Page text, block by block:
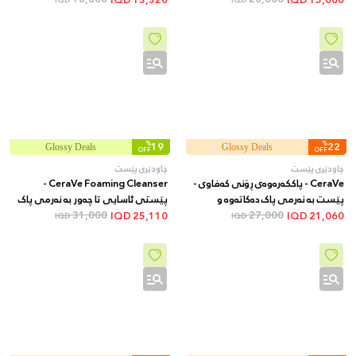
22
%
OFF
Glossy Deals
چاودێری پێست
CeraVe - پاککەرەوەی ڕۆنی کەفاوی -
پێست بە نەرمی پاک دەکاتەوە و
شێداری دەکات بەبێ ئەوەی پاشماوەی
21,060
27,000
IQD
19
%
OFF
Glossy Deals
چاودێری پێست
CeraVe Foaming Cleanser -
پێستی ئاسایی تا چەور بە نەرمی پاک
دەکاتەوە و بەبێ وشکبوونەوە ڕۆن
25,110
31,000
IQD